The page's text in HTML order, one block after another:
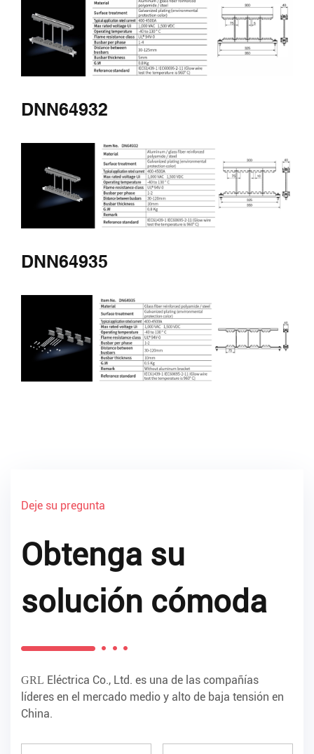
DNN64932
DNN64935
Deje su pregunta
Obtenga su
solución cómoda
GRL Eléctrica Co., Ltd. es una de las compañías
líderes en el mercado medio y alto de baja tensión en
China.
Buscar